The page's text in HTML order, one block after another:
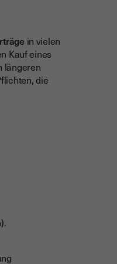
in vielen
Kauf eines
längeren
die